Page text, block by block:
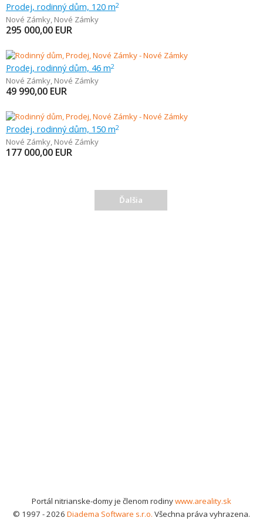
Prodej, rodinný dům, 120 m2
Nové Zámky, Nové Zámky
295 000,00 EUR
Prodej, rodinný dům, 46 m2
Nové Zámky, Nové Zámky
49 990,00 EUR
Prodej, rodinný dům, 150 m2
Nové Zámky, Nové Zámky
177 000,00 EUR
Ďalšia
Portál nitrianske-domy je členom rodinywww.areality.sk
© 1997 - 2026 Diadema Software s.r.o. Všechna práva vyhrazena.